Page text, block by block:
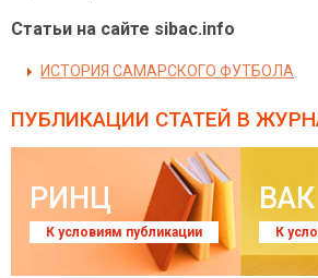
Статьи на сайте sibac.info
ИСТОРИЯ САМАРСКОГО ФУТБОЛА
ПУБЛИКАЦИИ СТАТЕЙ В
РИНЦ
К условиям публикации
ВАК
К